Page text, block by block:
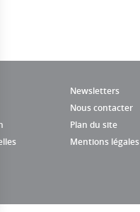
Newsletters
Nous contacter
Plan du site
Mentions légales